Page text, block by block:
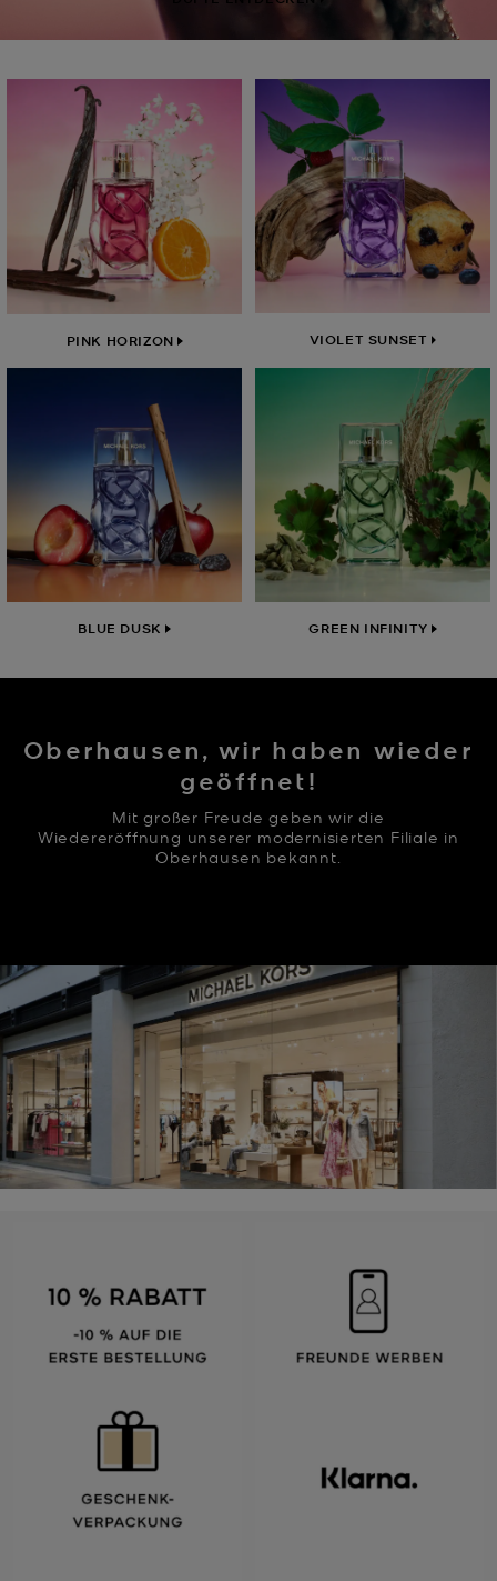
PINK HORIZON VIOLET SUNSET
BLUE DUSK GREEN INFINITY
Oberhausen, wir haben wieder
geöffnet!
Mit großer Freude geben wir die
Wiedereröffnung unserer modernisierten Filiale in
Oberhausen bekannt.